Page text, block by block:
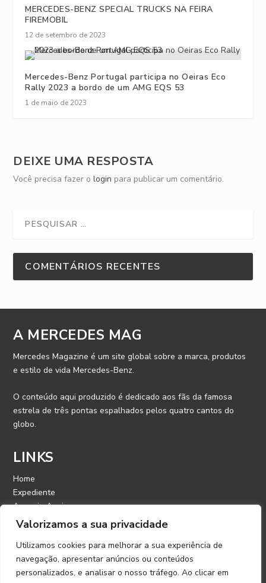
Valorizamos a sua privacidade
Utilizamos cookies para melhorar a sua experiência de
navegação, apresentar anúncios ou conteúdos
personalizados, e analisar o nosso tráfego. Ao clicar em
MERCEDES-BENZ SPECIAL TRUCKS NA FEIRA
FIREMOBIL
12 de setembro de 2023
Mercedes-Benz Portugal participa no Oeiras Eco
Rally 2023 a bordo de um AMG EQS 53
1 de maio de 2023
DEIXE UMA RESPOSTA
Você precisa fazer ologin para publicar um comentário.
COMENTÁRIOS RECENTES
A MERCEDES MAG
Mercedes Magazine é um site global sobre a marca, produtos
e estilo de vida Mercedes-Benz.
O conteúdo aqui produzido é dedicado aos fãs da famosa
estrela de três pontas espalhados pelos quatro cantos do
globo.
LINKS
Home
Expediente
Anuncie Aqui
Contato
CONTATO
E-mail: contato@mercedesmagazine.com.br